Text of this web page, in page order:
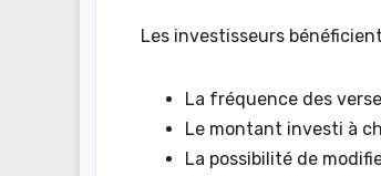
Les investisseurs
La fréquence des
Le montant investi à
La possibilité de